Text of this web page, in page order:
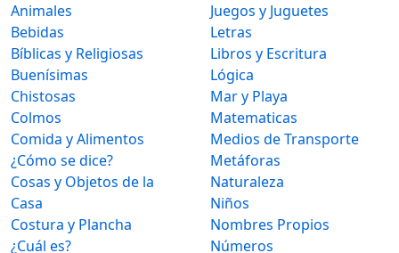
Animales
Bebidas
Bíblicas y Religiosas
Buenísimas
Chistosas
Colmos
Comida y Alimentos
¿Cómo se dice?
Cosas y Objetos de la
Casa
Costura y Plancha
¿Cuál es?
Juegos y Juguetes
Letras
Libros y Escritura
Lógica
Mar y Playa
Matematicas
Medios de Transporte
Metáforas
Naturaleza
Niños
Nombres Propios
Números